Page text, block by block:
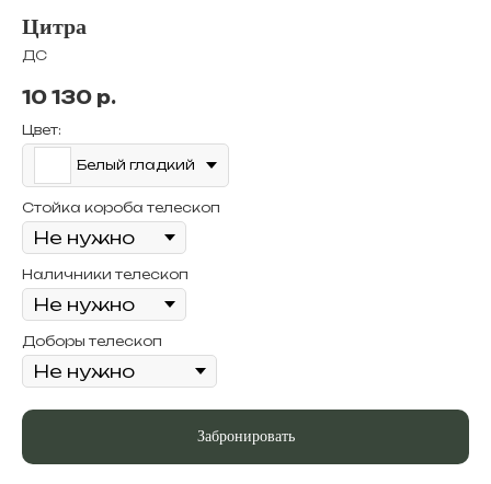
Цитра
ДС
10 130 р.
Цвет:
Белый гладкий
Стойка короба телескоп
Наличники телескоп
Доборы телескоп
Забронировать